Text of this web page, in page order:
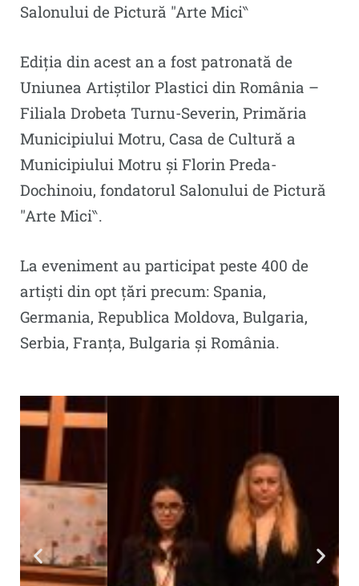
Salonului de Pictură ″Arte Mici‶
Ediția din acest an a fost patronată de
Uniunea Artiștilor Plastici din România –
Filiala Drobeta Turnu-Severin, Primăria
Municipiului Motru, Casa de Cultură a
Municipiului Motru și Florin Preda-
Dochinoiu, fondatorul Salonului de Pictură
″Arte Mici‶.
La eveniment au participat peste 400 de
artiști din opt țări precum: Spania,
Germania, Republica Moldova, Bulgaria,
Serbia, Franța, Bulgaria și România.